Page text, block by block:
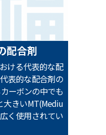
配合剤
ける代表的な配
表的な配合剤の
ーボンの中でも
大きいMT(Mediu
く使用されてい